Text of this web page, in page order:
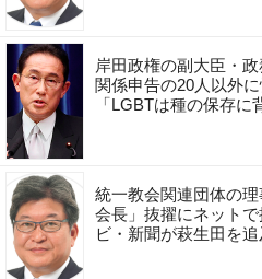
岸田政権の副大臣・
関係申告の20人以外に
「LGBTは種の保存に
統一教会関連団体の
会長」抜擢にネット
ビ・新聞が萩生田を